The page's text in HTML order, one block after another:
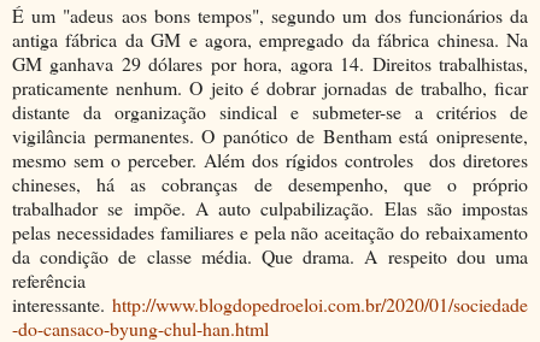
É um "adeus aos bons tempos", segundo um dos funcionários da
antiga fábrica da GM e agora, empregado da fábrica chinesa. Na
GM ganhava 29 dólares por hora, agora 14. Direitos trabalhistas,
praticamente nenhum. O jeito é dobrar jornadas de trabalho, ficar
distante da organização sindical e submeter-se a critérios de
vigilância permanentes. O panótico de Bentham está onipresente,
mesmo sem o perceber. Além dos rígidos controles dos diretores
chineses, há as cobranças de desempenho, que o próprio
trabalhador se impõe. A auto culpabilização. Elas são impostas
pelas necessidades familiares e pela não aceitação do rebaixamento
da condição de classe média. Que drama. A respeito dou uma
referência
interessante. http://www.blogdopedroeloi.com.br/2020/01/sociedade
-do-cansaco-byung-chul-han.html